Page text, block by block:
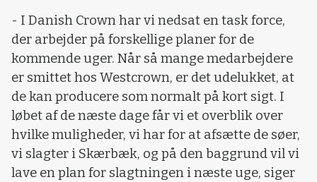
- I Danish Crown har vi nedsat en task force,
der arbejder på forskellige planer for de
kommende uger. Når så mange medarbejdere
er smittet hos Westcrown, er det udelukket, at
de kan producere som normalt på kort sigt. I
løbet af de næste dage får vi et overblik over
hvilke muligheder, vi har for at afsætte de søer,
vi slagter i Skærbæk, og på den baggrund vil vi
lave en plan for slagtningen i næste uge, siger